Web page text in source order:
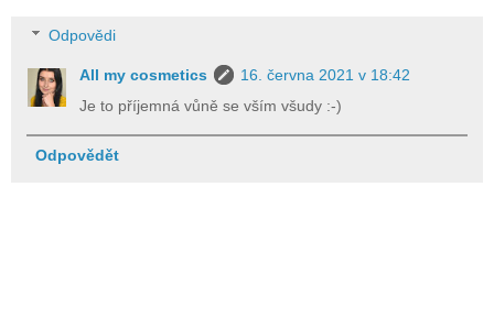
Odpovědi
All my cosmetics
16. června 2021 v 18:42
Je to příjemná vůně se vším všudy :-)
Odpovědět